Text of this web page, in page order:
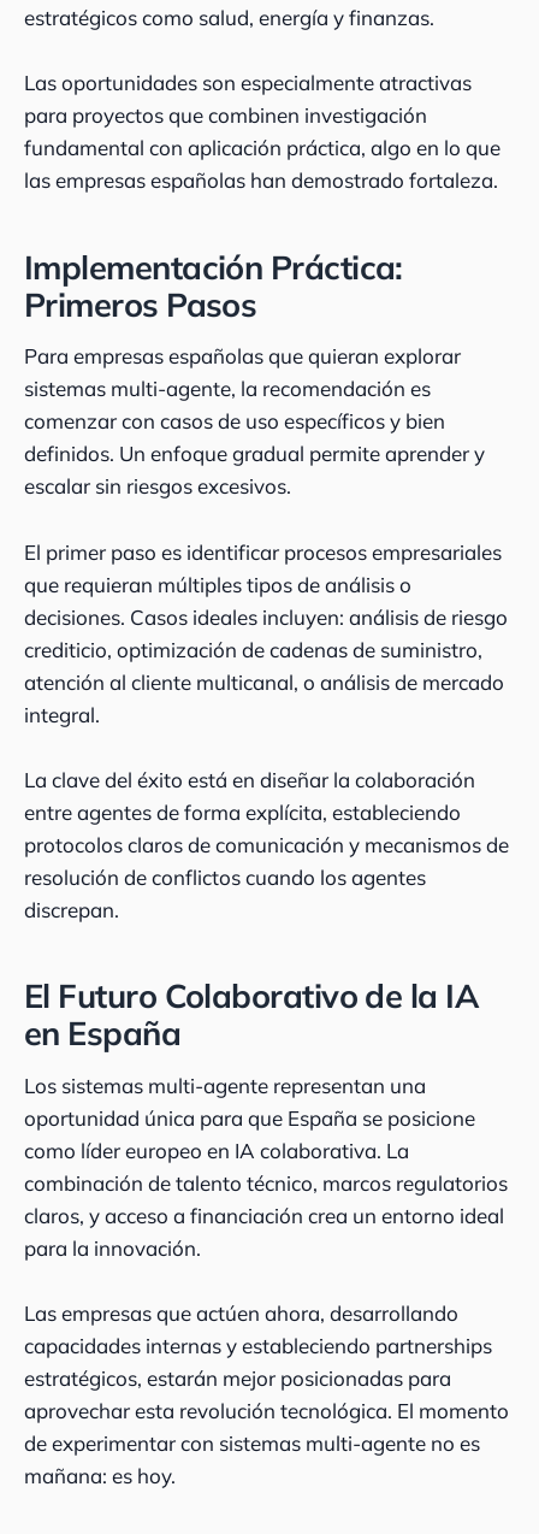
estratégicos como salud, energía y finanzas.
Las oportunidades son especialmente atractivas
para proyectos que combinen investigación
fundamental con aplicación práctica, algo en lo que
las empresas españolas han demostrado fortaleza.
Implementación Práctica:
Primeros Pasos
Para empresas españolas que quieran explorar
sistemas multi-agente, la recomendación es
comenzar con casos de uso específicos y bien
definidos. Un enfoque gradual permite aprender y
escalar sin riesgos excesivos.
El primer paso es identificar procesos empresariales
que requieran múltiples tipos de análisis o
decisiones. Casos ideales incluyen: análisis de riesgo
crediticio, optimización de cadenas de suministro,
atención al cliente multicanal, o análisis de mercado
integral.
La clave del éxito está en diseñar la colaboración
entre agentes de forma explícita, estableciendo
protocolos claros de comunicación y mecanismos de
resolución de conflictos cuando los agentes
discrepan.
El Futuro Colaborativo de la IA
en España
Los sistemas multi-agente representan una
oportunidad única para que España se posicione
como líder europeo en IA colaborativa. La
combinación de talento técnico, marcos regulatorios
claros, y acceso a financiación crea un entorno ideal
para la innovación.
Las empresas que actúen ahora, desarrollando
capacidades internas y estableciendo partnerships
estratégicos, estarán mejor posicionadas para
aprovechar esta revolución tecnológica. El momento
de experimentar con sistemas multi-agente no es
mañana: es hoy.